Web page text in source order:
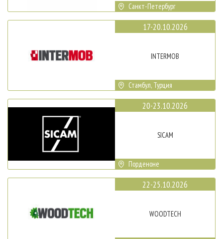
Санкт-Петербург
17-20.10.2026
INTERMOB
Стамбул, Турция
20-23.10.2026
SICAM
Порденоне
22-25.10.2026
WOODTECH